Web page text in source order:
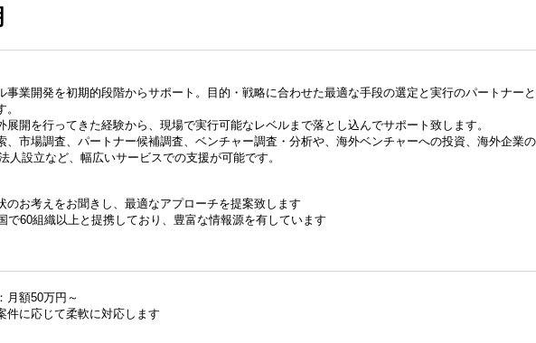
事業開発を初期的段階からサポート。目的・戦略に合わせた最適な手段の選定と実行のパートナー
展開を行ってきた経験から、現場で実行可能なレベルまで落とし込んでサポート致します。
、市場調査、パートナー候補調査、ベンチャー調査・分析や、海外ベンチャーへの投資、海外企業の
人設立など、幅広いサービスでの支援が可能です。
のお考えをお聞きし、最適なアプローチを提案致します
で60組織以上と提携しており、豊富な情報源を有しています
月額50万円～
件に応じて柔軟に対応します